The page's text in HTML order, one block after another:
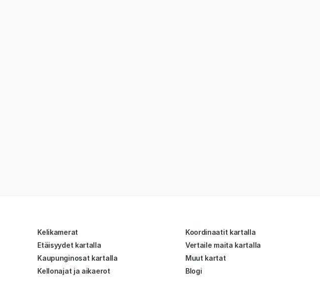
Kelikamerat
Etäisyydet kartalla
Kaupunginosat kartalla
Kellonajat ja aikaerot
Koordinaatit kartalla
Vertaile maita kartalla
Muut kartat
Blogi